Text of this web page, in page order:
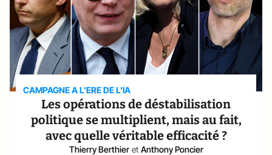
CAMPAGNE A L'ERE DE L'IA
Les opérations de déstabilisation
politique se multiplient, mais au fait,
avec quelle véritable efficacité ?
Thierry Berthier et Anthony Poncier